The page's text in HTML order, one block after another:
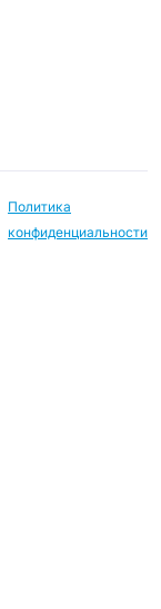
Политика
конфиденциальности